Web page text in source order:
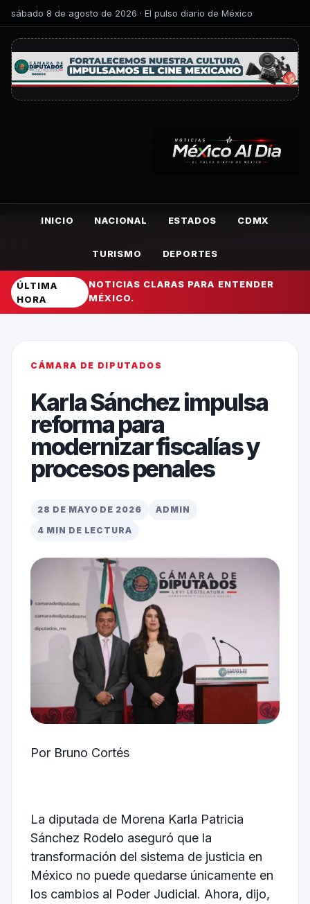
sábado 8 de agosto de 2026 · El pulso diario de México
INICIO NACIONAL ESTADOS CDMX
TURISMO DEPORTES
ÚLTIMA
HORA
NOTICIAS CLARAS PARA ENTENDER
MÉXICO.
CÁMARA DE DIPUTADOS
Karla Sánchez impulsa
reforma para
modernizar fiscalías y
procesos penales
28 DE MAYO DE 2026
ADMIN
4 MIN DE LECTURA
Por Bruno Cortés
La diputada de Morena Karla Patricia
Sánchez Rodelo aseguró que la
transformación del sistema de justicia en
México no puede quedarse únicamente en
los cambios al Poder Judicial. Ahora, dijo,